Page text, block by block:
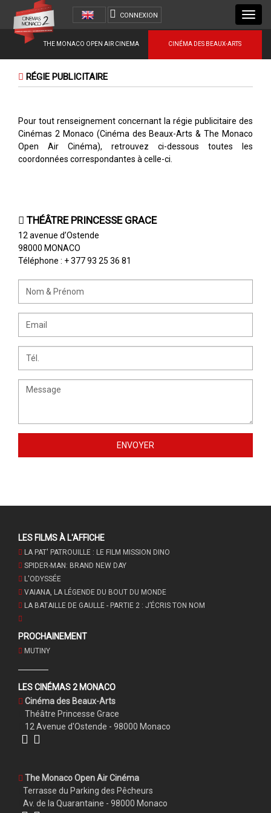
CINÉMA DES BEAUX-ARTS
THE MONACO OPEN AIR CINEMA
CONNEXION
RÉGIE PUBLICITAIRE
Pour tout renseignement concernant la régie publicitaire des
Cinémas 2 Monaco (Cinéma des Beaux-Arts & The Monaco
Open Air Cinéma), retrouvez ci-dessous toutes les
coordonnées correspondantes à celle-ci.
THÉÂTRE PRINCESSE GRACE
12 avenue d’Ostende
98000 MONACO
Téléphone : + 377 93 25 36 81
LES FILMS À L'AFFICHE
LA PAT' PATROUILLE : LE FILM MISSION DINO
SPIDER-MAN: BRAND NEW DAY
L'ODYSSÉE
VAIANA, LA LÉGENDE DU BOUT DU MONDE
LA BATAILLE DE GAULLE - PARTIE 2 : J’ÉCRIS TON NOM
PROCHAINEMENT
MUTINY
LES CINÉMAS 2 MONACO
Cinéma des Beaux-Arts
Théâtre Princesse Grace
12 Avenue d'Ostende - 98000 Monaco
The Monaco Open Air Cinéma
Terrasse du Parking des Pêcheurs
Av. de la Quarantaine - 98000 Monaco